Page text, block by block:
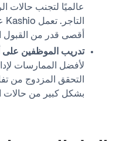
عالميًا لتجنب
أقصى قدر من القبول
تدريب الموظفين
لأفضل الممارسات
التحقق المزدوج من
بشكل كبير من